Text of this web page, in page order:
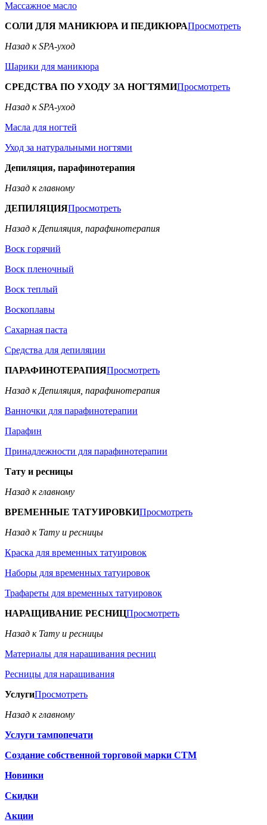
Массажное масло
СОЛИ ДЛЯ МАНИКЮРА И ПЕДИКЮРАПросмотреть
Назад к SPA-уход
Шарики для маникюра
СРЕДСТВА ПО УХОДУ ЗА НОГТЯМИПросмотреть
Назад к SPA-уход
Масла для ногтей
Уход за натуральными ногтями
Депиляция, парафинотерапия
Назад к главному
ДЕПИЛЯЦИЯПросмотреть
Назад к Депиляция, парафинотерапия
Воск горячий
Воск пленочный
Воск теплый
Воскоплавы
Сахарная паста
Средства для депиляции
ПАРАФИНОТЕРАПИЯПросмотреть
Назад к Депиляция, парафинотерапия
Ванночки для парафинотерапии
Парафин
Принадлежности для парафинотерапии
Тату и ресницы
Назад к главному
ВРЕМЕННЫЕ ТАТУИРОВКИПросмотреть
Назад к Тату и ресницы
Краска для временных татуировок
Наборы для временных татуировок
Трафареты для временных татуировок
НАРАЩИВАНИЕ РЕСНИЦПросмотреть
Назад к Тату и ресницы
Материалы для наращивания ресниц
Ресницы для наращивания
УслугиПросмотреть
Назад к главному
Услуги тампопечати
Создание собственной торговой марки СТМ
Новинки
Скидки
Акции